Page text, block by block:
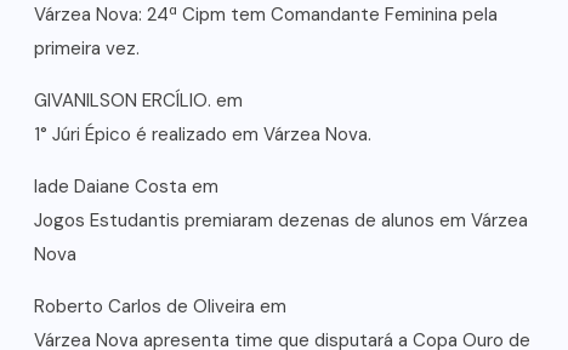
Várzea Nova: 24ª Cipm tem Comandante Feminina pela
primeira vez.
GIVANILSON ERCÍLIO. em
1° Júri Épico é realizado em Várzea Nova.
lade Daiane Costa em
Jogos Estudantis premiaram dezenas de alunos em Várzea
Nova
Roberto Carlos de Oliveira em
Várzea Nova apresenta time que disputará a Copa Ouro de